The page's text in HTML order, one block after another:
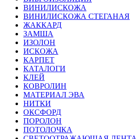
ВИНИЛИСКОЖА
ВИНИЛИСКОЖА СТЕГАНАЯ
ЖАККАРД
ЗАМША
ИЗОЛОН
ИСКОЖА
КАРПЕТ
КАТАЛОГИ
КЛЕЙ
КОВРОЛИН
МАТЕРИАЛ ЭВА
НИТКИ
ОКСФОРД
ПОРОЛОН
ПОТОЛОЧКА